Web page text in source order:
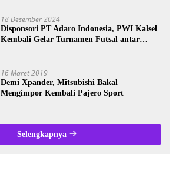
18 Desember 2024
Disponsori PT Adaro Indonesia, PWI Kalsel
Kembali Gelar Turnamen Futsal antar
16 Maret 2019
Demi Xpander, Mitsubishi Bakal
Mengimpor Kembali Pajero Sport
Selengkapnya